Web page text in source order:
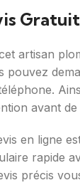
artisan
pouvez
avant
en ligne
rapide
précis